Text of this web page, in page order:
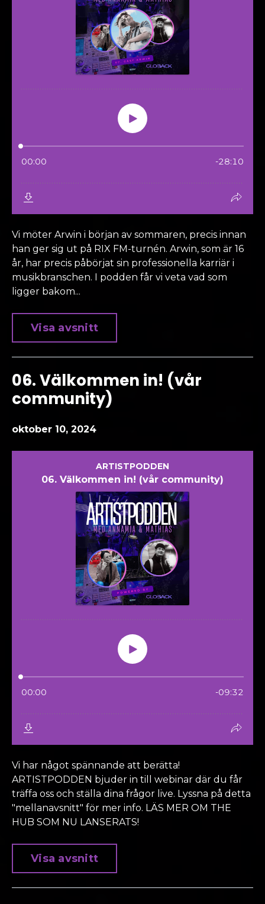
Vi möter Arwin i början av sommaren, precis innan
han ger sig ut på RIX FM-turnén. Arwin, som är 16
år, har precis påbörjat sin professionella karriär i
musikbranschen. I podden får vi veta vad som
ligger bakom...
Visa avsnitt
06. Välkommen in! (vår
community)
oktober 10, 2024
Vi har något spännande att berätta!
ARTISTPODDEN bjuder in till webinar där du får
träffa oss och ställa dina frågor live. Lyssna på detta
"mellanavsnitt" för mer info. LÄS MER OM THE
HUB SOM NU LANSERATS!
Visa avsnitt